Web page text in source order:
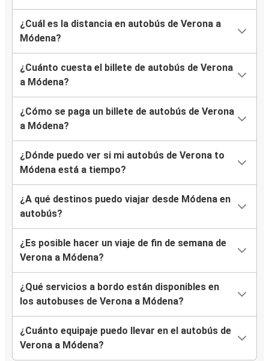
¿Cuál es la distancia en autobús de Verona a
Módena?
¿Cuánto cuesta el billete de autobús de Verona
a Módena?
¿Cómo se paga un billete de autobús de Verona
a Módena?
¿Dónde puedo ver si mi autobús de Verona to
Módena está a tiempo?
¿A qué destinos puedo viajar desde Módena en
autobús?
¿Es posible hacer un viaje de fin de semana de
Verona a Módena?
¿Qué servicios a bordo están disponibles en
los autobuses de Verona a Módena?
¿Cuánto equipaje puedo llevar en el autobús de
Verona a Módena?